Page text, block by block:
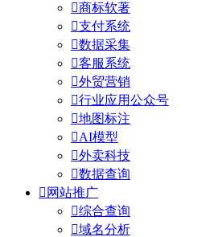
商标软著
支付系统
数据采集
客服系统
外贸营销
行业应用公众号
地图标注
AI模型
外卖科技
数据查询
 网站推广
综合查询
域名分析